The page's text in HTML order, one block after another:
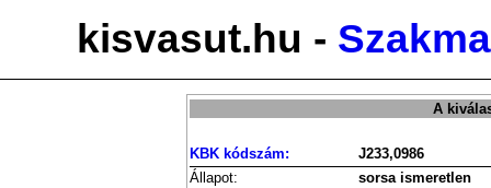
kisvasut.hu -
A
KBK kódszám:
J233,0986
Állapot:
sorsa ismeretlen